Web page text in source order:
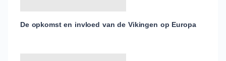
De opkomst en invloed van de Vikingen op Europa